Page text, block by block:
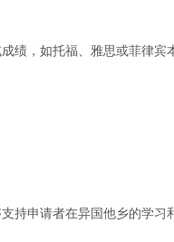
绩，如托福、雅思或菲律宾
持申请者在异国他乡的学习